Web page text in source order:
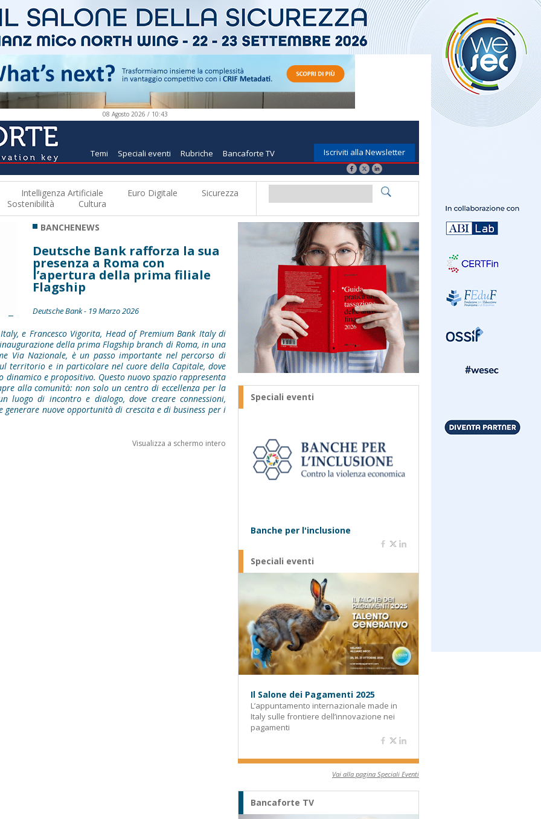
08 Agosto 2026 / 10:43
Temi Speciali eventi Rubriche Bancaforte TV Iscriviti alla Newsletter
Intelligenza Artificiale Euro Digitale
Sicurezza
Sostenibilità Cultura
BANCHENEWS
Deutsche Bank rafforza la sua
presenza a Roma con
l’apertura della prima filiale
Flagship
Deutsche Bank - 19 Marzo 2026
e Francesco Vigorita, Head of Premium Bank Italy di
della prima Flagship branch di Roma, in una
Via Nazionale, è un passo importante nel percorso di
territorio e in particolare nel cuore della Capitale, dove
e propositivo. Questo nuovo spazio rappresenta
alla comunità: non solo un centro di eccellenza per la
luogo di incontro e dialogo, dove creare connessioni,
generare nuove opportunità di crescita e di business per i
Visualizza a schermo intero
Speciali eventi
Banche per l'inclusione
Speciali eventi
Il Salone dei Pagamenti 2025
L’appuntamento internazionale made in
Italy sulle frontiere dell’innovazione nei
pagamenti
Vai alla pagina Speciali Eventi
Bancaforte TV